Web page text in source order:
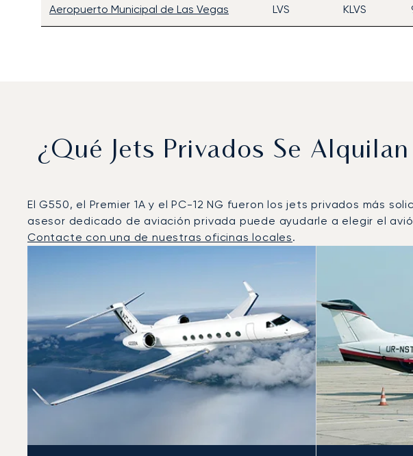
Aeropuerto Municipal de Las Vegas LVS KLVS
¿Qué Jets Privados Se
El G550, el Premier 1A y el PC-12 NG fueron los jets privados más
asesor dedicado de aviación privada puede ayudarle a elegir el
Contacte con una de nuestras oficinas locales.